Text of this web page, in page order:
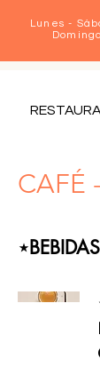
Lunes -
CAFÉ